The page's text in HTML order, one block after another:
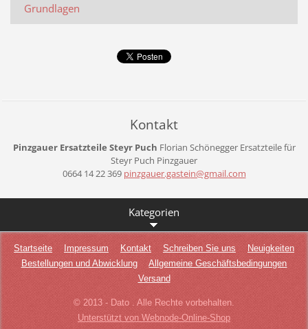
Grundlagen
Kontakt
Pinzgauer Ersatzteile Steyr Puch Florian SchöneggerErsatzteile für
Steyr Puch Pinzgauer
0664 14 22 369 pinzgauer.gastein@gmail.com
Kategorien
Startseite Impressum Kontakt Schreiben Sie uns
Neuigkeiten
Bestellungen und Abwicklung
Allgemeine Geschäftsbedingungen
Versand
© 2013 - Dato . Alle Rechte vorbehalten.
Unterstützt von Webnode-Online-Shop